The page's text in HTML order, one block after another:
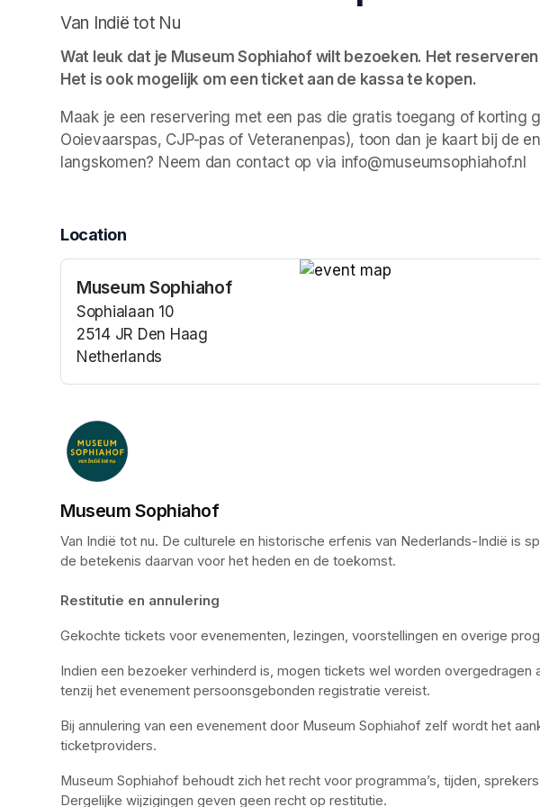
Van Indië tot Nu
Wat leuk dat je Museum Sophiahof wilt bezoeken. Het
Het is ook mogelijk om een ticket aan de kassa te kopen.
Maak je een reservering met een pas die gratis toegang of korting
Ooievaarspas, CJP-pas of Veteranenpas), toon dan je kaart bij de
langskomen? Neem dan contact op via info@museumsophiahof.nl
Location
Museum Sophiahof
Sophialaan 10
2514 JR Den Haag
Netherlands
(opens in a new tab)
Museum Sophiahof
Van Indië tot nu. De culturele en historische erfenis van Nederlands-Indië is
de betekenis daarvan voor het heden en de toekomst.
Restitutie en annulering
Gekochte tickets voor evenementen, lezingen, voorstellingen en overige
Indien een bezoeker verhinderd is, mogen tickets wel worden
tenzij het evenement persoonsgebonden registratie vereist.
Bij annulering van een evenement door Museum Sophiahof zelf wordt het
ticketproviders.
Museum Sophiahof behoudt zich het recht voor programma’s, tijden,
Dergelijke wijzigingen geven geen recht op restitutie.